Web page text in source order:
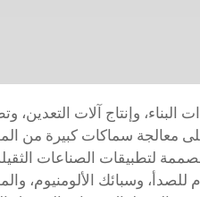
وإنتاج آلات التعدين،
على معالجة سماكات كبيرة من
لتطبيقات الصناعات
للصدأ، وسبائك الألومنيوم،